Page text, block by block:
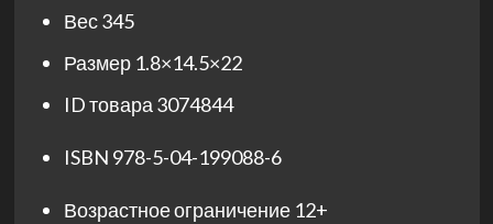
Вес345
Размер 1.8×14.5×22
ID товара 3074844
ISBN 978-5-04-199088-6
Возрастное ограничение 12+